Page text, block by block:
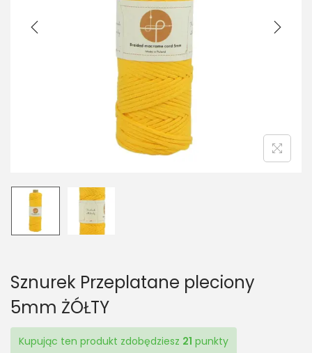
g
a
t
i
o
n
e
n
t
Sznurek Przeplatane pleciony
5mm ŻÓŁTY
Kupując ten produkt zdobędziesz 21 punkty